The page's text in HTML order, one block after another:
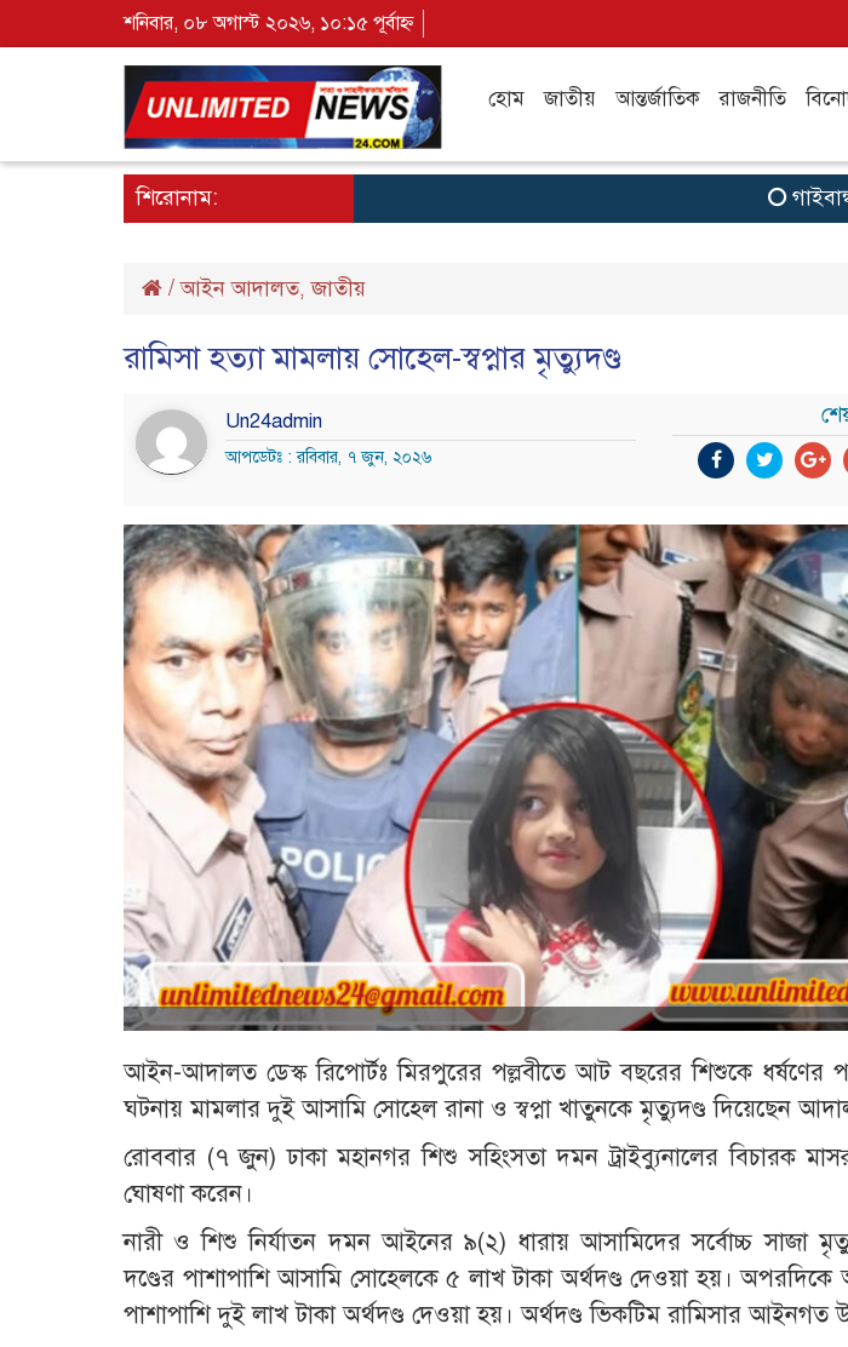
শনিবার, ০৮ অগাস্ট ২০২৬, ১০:১৫ পূর্বাহ্ন
হোম জাতীয় আন্তর্জাতিক রাজনীতি
শিরোনাম: গাইবান্ধায়
/আইন আদালত,জাতীয়
রামিসা হত্যা মামলায় সোহেল-স্বপ্নার মৃত্যুদণ্ড
Un24admin
আপডেটঃ : রবিবার, ৭ জুন, ২০২৬
আইন-আদালত ডেস্ক রিপোর্টঃ মিরপুরের পল্লবীতে আট বছরের শিশুকে ধর্ষণের
ঘটনায় মামলার দুই আসামি সোহেল রানা ও স্বপ্না খাতুনকে মৃত্যুদণ্ড দিয়েছেন
রোববার (৭ জুন) ঢাকা মহানগর শিশু সহিংসতা দমন ট্রাইব্যুনালের বিচারক
ঘোষণা করেন।
নারী ও শিশু নির্যাতন দমন আইনের ৯(২) ধারায় আসামিদের সর্বোচ্চ সাজা
দণ্ডের পাশাপাশি আসামি সোহেলকে ৫ লাখ টাকা অর্থদণ্ড দেওয়া হয়। অপরদিকে
পাশাপাশি দুই লাখ টাকা অর্থদণ্ড দেওয়া হয়। অর্থদণ্ড ভিকটিম রামিসার আইনগত